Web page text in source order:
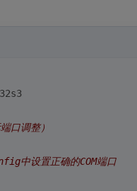
口调整）
设置正确的COM端口